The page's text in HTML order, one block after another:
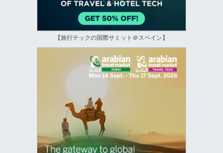
【旅行テックの国際サミット＠スペイン】